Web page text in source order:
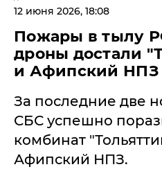
12 июня 2026, 18:08
​Пожары в тылу
дроны достали
и Афипский НПЗ
За последние две
СБС успешно
комбинат
Афипский НПЗ.